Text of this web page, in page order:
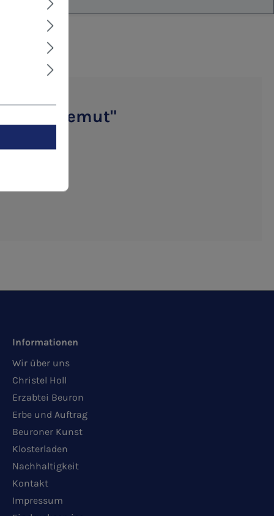
der Demut"
Informationen
Wir über uns
Christel Holl
Erzabtei Beuron
Erbe und Auftrag
Beuroner Kunst
Klosterladen
Nachhaltigkeit
Kontakt
Impressum